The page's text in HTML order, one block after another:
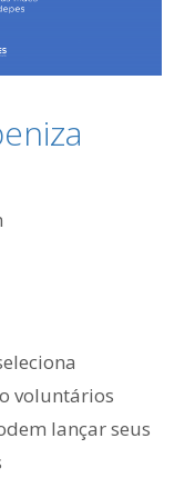
voluntários
lançar seus